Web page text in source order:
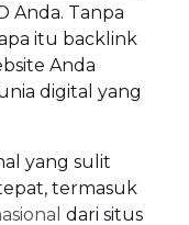
Anda. Tanpa
itu backlink
Anda
digital yang
yang sulit
termasuk
dari situs